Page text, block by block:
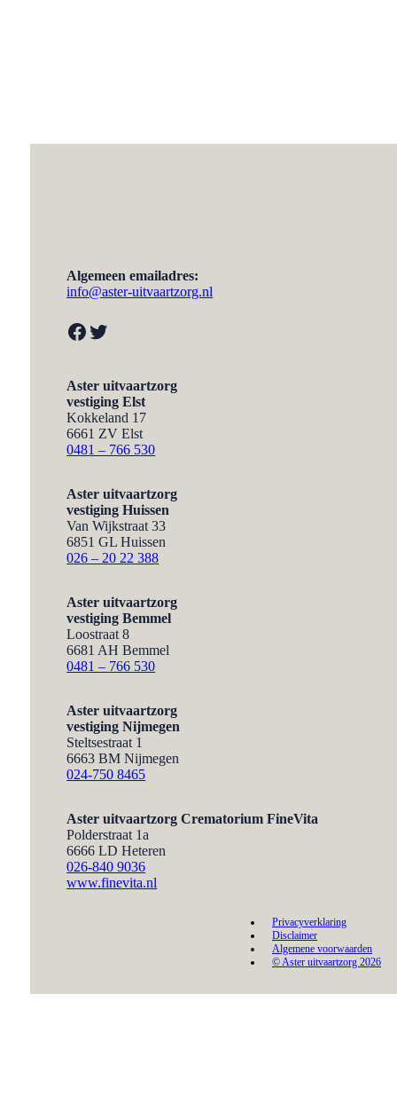
Algemeen emailadres:
info@aster-uitvaartzorg.nl
Facebook Twitter
Aster uitvaartzorg
vestiging Elst
Kokkeland 17
6661 ZV Elst
0481 – 766 530
Aster uitvaartzorg
vestiging Huissen
Van Wijkstraat 33
6851 GL Huissen
026 – 20 22 388
Aster uitvaartzorg
vestiging Bemmel
Loostraat 8
6681 AH Bemmel
0481 – 766 530
Aster uitvaartzorg
vestiging Nijmegen
Steltsestraat 1
6663 BM Nijmegen
024-750 8465
Aster uitvaartzorg Crematorium FineVita
Polderstraat 1a
6666 LD Heteren
026-840 9036
www.finevita.nl
Privacyverklaring
Disclaimer
Algemene voorwaarden
© Aster uitvaartzorg 2026